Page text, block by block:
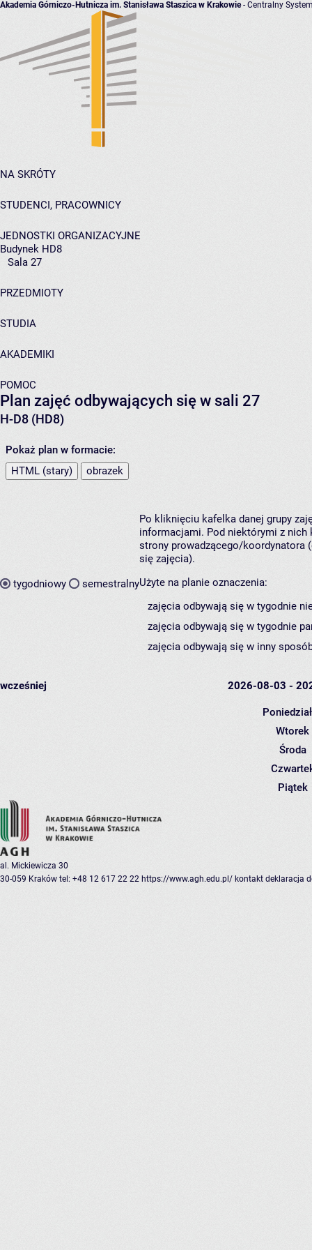
Akademia Górniczo-Hutnicza im. Stanisława Staszica w Krakowie- Centralny
NA SKRÓTY
STUDENCI, PRACOWNICY
JEDNOSTKI ORGANIZACYJNE
Budynek HD8
Sala 27
PRZEDMIOTY
STUDIA
AKADEMIKI
POMOC
Plan zajęć odbywających się w sali 27
H-D8 (HD8)
Pokaż plan w formacie:
HTML (stary)
obrazek
tygodniowy semestralny
Po kliknięciu kafelka danej grupy
informacjami. Pod niektórymi z nich
strony prowadzącego/koordynatora
się zajęcia).
Użyte na planie oznaczenia:
zajęcia odbywają się w tygodnie
zajęcia odbywają się w tygodnie
zajęcia odbywają się w inny
wcześniej 2026-08-03 -
Wtorek
Środa
Piątek
al. Mickiewicza 30
30-059 Kraków tel: +48 12 617 22 22 https://www.agh.edu.pl/ kontakt deklaracja